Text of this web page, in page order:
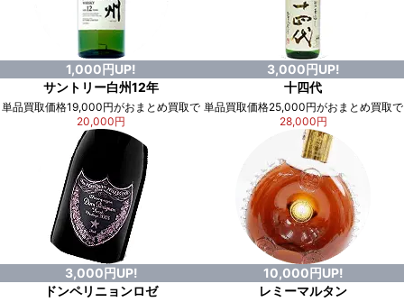
1,000円UP!
サントリー白州12年
単品買取価格19,000円がおまとめ買取で
20,000円
3,000円UP!
十四代
単品買取価格25,000円がおまとめ買取で
28,000円
3,000円UP!
ドンペリニョンロゼ
10,000円UP!
レミーマルタン